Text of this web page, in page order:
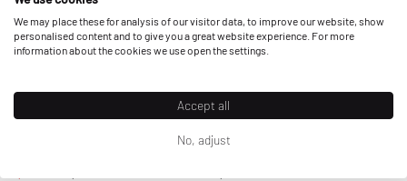
HAY
We may place these for analysis of our visitor data, to improve our website, show
personalised content and to give you a great website experience. For more
information about the cookies we use open the settings.
Accept all
No, adjust